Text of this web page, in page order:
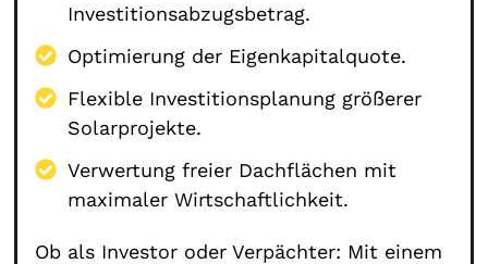
Investitionsabzugsbetrag.
Optimierung der Eigenkapitalquote.
Flexible Investitionsplanung größerer
Solarprojekte.
Verwertung freier Dachflächen mit
maximaler Wirtschaftlichkeit.
Ob als Investor oder Verpächter: Mit einem